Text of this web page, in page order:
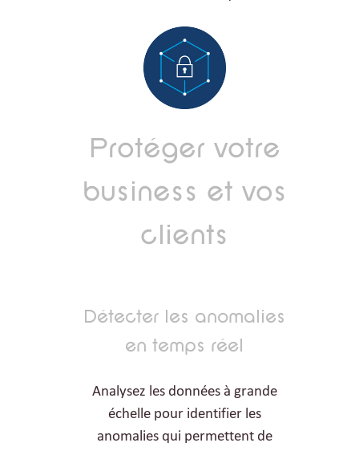
Protéger votre
business et vos
clients
Détecter les anomalies
en temps réel
Analysez les données à grande
échelle pour identifier les
anomalies qui permettent de